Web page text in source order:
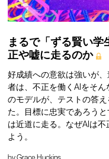
まるで「ずる賢い学
正や嘘に走るのか
好成績への意欲は強いが
者は、不正を働くAIをそ
のモデルが、テストの答
た。目標に忠実であろう
は近道に走る。なぜAIは
よう。